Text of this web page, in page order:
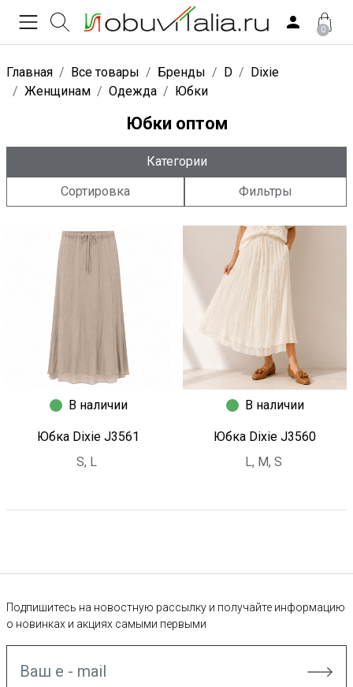
0
Главная Все товары Бренды D
Dixie
Женщинам
Одежда Юбки
Юбки оптом
Категории
Сортировка
Фильтры
В наличии
Юбка Dixie J3561
S, L
В наличии
Юбка Dixie J3560
L, M, S
Подпишитесь на новостную рассылку и получайте информацию
о новинках и акциях самыми первыми